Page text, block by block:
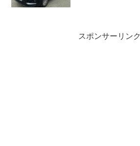
スポンサーリンク